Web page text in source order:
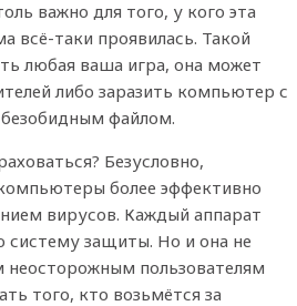
важно для того, у кого эта
всё-таки проявилась. Такой
любая ваша игра, она может
либо заразить компьютер с
файлом.
Безусловно,
более эффективно
вирусов. Каждый аппарат
систему защиты. Но и она не
неосторожным пользователям
того, кто возьмётся за